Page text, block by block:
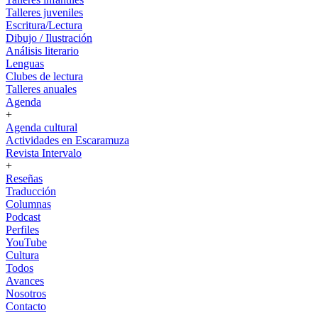
Talleres juveniles
Escritura/Lectura
Dibujo / Ilustración
Análisis literario
Lenguas
Clubes de lectura
Talleres anuales
Agenda
+
Agenda cultural
Actividades en Escaramuza
Revista Intervalo
+
Reseñas
Traducción
Columnas
Podcast
Perfiles
YouTube
Cultura
Todos
Avances
Nosotros
Contacto